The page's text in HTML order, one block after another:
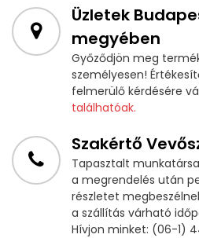
Üzletek
megyében
Győződjön meg
személyesen!
felmerülő kérdésére
találhatóak.
Szakértő
Tapasztalt
a megrendelés után
részletet
a szállítás várható
Hívjon minket: (06-1)